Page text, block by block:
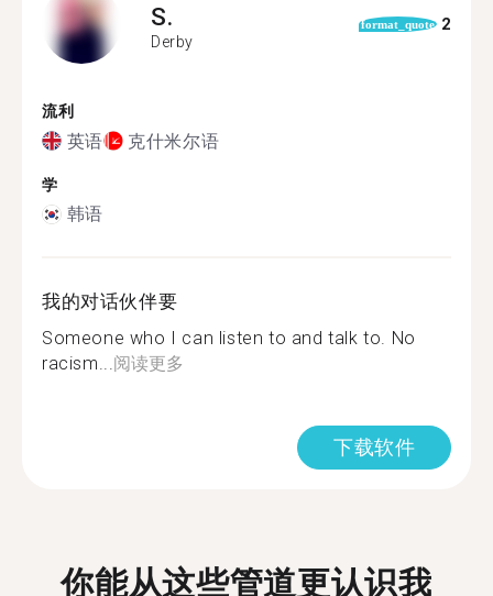
S.
Derby
format_quote 2
流利
英语 克什米尔语
学
韩语
我的对话伙伴要
Someone who I can listen to and talk to. No
racism...阅读更多
下载软件
你能从这些管道更认识我